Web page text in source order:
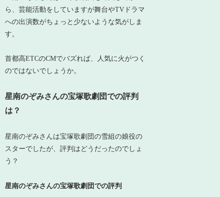
ら、芸能活動をしていますが舞台やTVドラマ
への出演数がちょっと少ないような気がしま
す。
首都高ETCのCMでバズれば、人気に火がつく
のではないでしょうか。
星南のぞみさんの宝塚歌劇団での評判
は？
星南のぞみさんは宝塚歌劇団の雪組の娘役の
スターでしたが、評判はどうだったのでしょ
う？
星南のぞみさんの宝塚歌劇団での評判